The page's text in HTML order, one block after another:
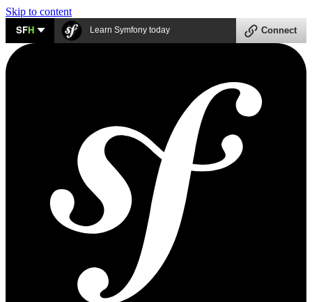
Skip to content
SFH Learn Symfony today Connect